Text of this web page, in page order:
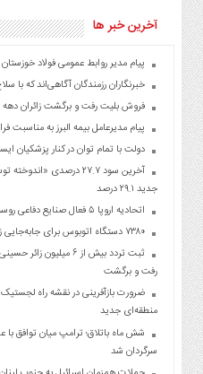
آخرین خبر ها
پیام مدیر روابط عمومی فولاد
خبرنگاران رزمندگان آگاهی‌اند که
فروش بلیت رفت و برگشت زائران دهه
پیام مدیرعامل بیمه البرز به مناسبت
دولت با تمام توان در کنار پزشکیان
آخرین سود ۲۷.۷ درصدی
جدید ۲۹.۱ درصد
اتحادیه اروپا ۵ فعال صنایع دفاعی روسیه را تحریم کرد
۷۳۸۰ دستگاه اتوبوس برای جابه‌جایی زائران اربعین به‌ کارگیری شد
ثبت تردد بیش از ۶
رفت و برگشت
ضرورت بازآفرینی در نقشه راه لجستیک
منطقه‌ای جدید
شش ماه باتلاق؛ ترامپ میان توافق
سرگردان شد